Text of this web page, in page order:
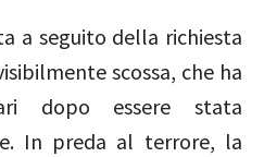
a seguito della richiesta
scossa, che ha
dopo essere stata
In preda al terrore, la